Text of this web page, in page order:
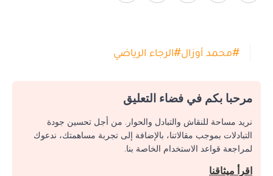
#محمد أوزال#الرجاء الرياضي
مرحبا بكم في فضاء التعليق
نريد مساحة للنقاش والتبادل والحوار. من أجل تحسين جودة
التبادلات بموجب مقالاتنا، بالإضافة إلى تجربة مساهمتك، ندعوك
لمراجعة قواعد الاستخدام الخاصة بنا.
اقرأ ميثاقنا